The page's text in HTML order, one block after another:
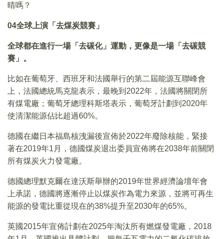
晴嗎？
04全球上演「去煤炭競賽」
全球都在進行一場「去碳化」運動，更像是一場「去碳競
賽」。
比如在葡萄牙、西班牙和法國舉行的第二屆能源互聯峰會
上，法國總統馬克龍表示，最晚到2022年，法國將關閉所
有煤電廠；葡萄牙總理科斯塔表示，葡萄牙計劃到2020年
使清潔能源佔比超過60%。
德國在繼日本福島核洩漏後宣佈於2022年廢除核能，緊接
著在2019年1月，德國煤炭退出委員宣佈將在2038年前關閉
所有煤炭火力發電廠。
德國總理默克爾在達沃斯舉辦的2019年世界經濟論壇年會
上承諾，德國將逐漸停止以煤炭作為電力來源，並將可再生
能源的發電比重從現在的38%提升至2030年的65%。
英國2015年宣佈計劃在2025年淘汰所有燃煤發電廠，2018